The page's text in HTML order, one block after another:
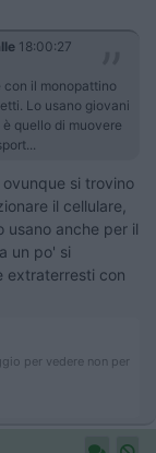
18:00:27
con il monopattino
Lo usano giovani
quello di muovere
si trovino
il cellulare,
usano anche per il
un po' si
extraterresti con
per vedere non per